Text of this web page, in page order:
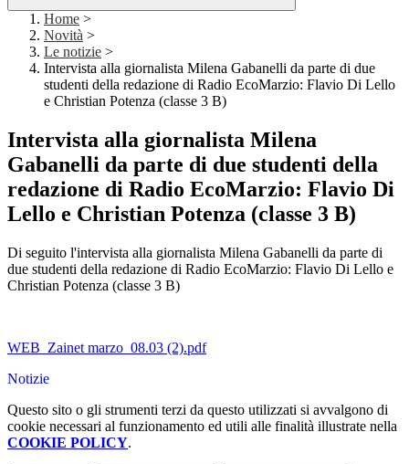
Home >
Novità >
Le notizie >
Intervista alla giornalista Milena Gabanelli da parte di due
studenti della redazione di Radio EcoMarzio: Flavio Di Lello
e Christian Potenza (classe 3 B)
Intervista alla giornalista Milena
Gabanelli da parte di due studenti della
redazione di Radio EcoMarzio: Flavio Di
Lello e Christian Potenza (classe 3 B)
Di seguito l'intervista alla giornalista Milena Gabanelli da parte di
due studenti della redazione di Radio EcoMarzio: Flavio Di Lello e
Christian Potenza (classe 3 B)
WEB_Zainet marzo_08.03 (2).pdf
Notizie
Questo sito o gli strumenti terzi da questo utilizzati si avvalgono di
cookie necessari al funzionamento ed utili alle finalità illustrate nella
COOKIE POLICY.